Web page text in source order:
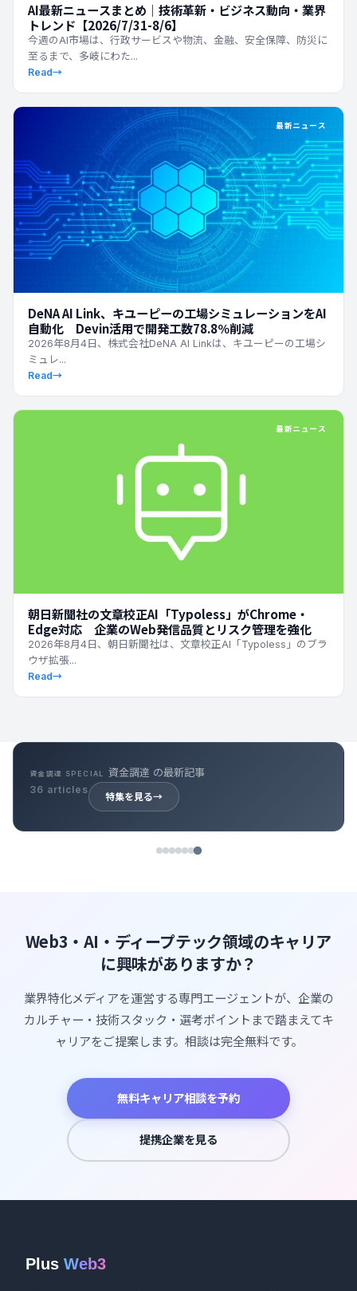
AI最新ニュースまとめ｜技術革新・ビジネス動向・業界
トレンド【2026/7/31-8/6】
今週のAI市場は、行政サービスや物流、金融、安全保障、防災に
至るまで、多岐にわた...
Read→
最新ニュース
DeNA AI Link、キユーピーの工場シミュレーションをAI
自動化 Devin活用で開発工数78.8％削減
2026年8月4日、株式会社DeNA AI Linkは、キユーピーの工場シ
ミュレ...
Read→
最新ニュース
朝日新聞社の文章校正AI「Typoless」がChrome・
Edge対応 企業のWeb発信品質とリスク管理を強化
2026年8月4日、朝日新聞社は、文章校正AI「Typoless」のブラ
ウザ拡張...
Read→
資金調達 SPECIAL 資金調達 の最新記事
36 articles
特集を見る→
Web3・AI・ディープテック領域のキャリア
に興味がありますか？
業界特化メディアを運営する専門エージェントが、企業の
カルチャー・技術スタック・選考ポイントまで踏まえてキ
ャリアをご提案します。相談は完全無料です。
無料キャリア相談を予約
提携企業を見る
Plus Web3